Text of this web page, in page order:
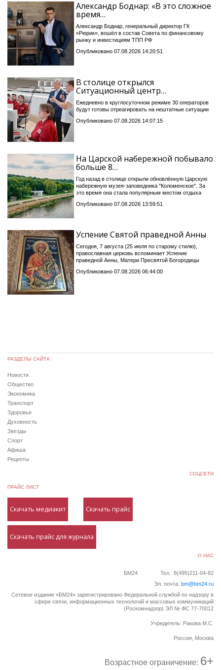
Александр Боднар: «В это сложное
время…
Александр Боднар, генеральный директор ГК
«Рюрик», вошёл в состав Совета по финансовому
рынку и инвестициям ТПП РФ
Опубликовано 07.08.2026 14:20:51
В столице открылся
Ситуационный центр…
Ежедневно в круглосуточном режиме 30 операторов
будут готовы отреагировать на нештатные ситуации
Опубликовано 07.08.2026 14:07:15
На Царской набережной побывало
больше 8…
Год назад в столице открыли обновлённую Царскую
набережную музея-заповедника "Коломенское". За
это время она стала популярным местом отдыха
Опубликовано 07.08.2026 13:59:51
Успение Святой праведной Анны
Сегодня, 7 августа (25 июля по старому стилю),
православная церковь вспоминает Успение
праведной Анны, Матери Пресвятой Богородицы
Опубликовано 07.08.2026 06:44:00
РАЗДЕЛЫ САЙТА
Новости
Общество
Экономика
Транспорт
Здоровье
Духовность
Звезды
Спорт
Афиша
Рецепты
СОЦСЕТИ
ПРАЙС ЛИСТ
Скачать медиакит Скачать прайс
Скачать прайс для журнала
О НАС
БМ24
Тел.: 8(495)211-04-82
Эл. почта: bm@bm24.ru
Сетевое издание «БМ24» зарегистрировано Федеральной службой по надзору в
сфере связи, информационных технологий и массовых коммуникаций
(Роскомнадзор) ЭЛ № ФС 77-70012
Учредитель: Ракова М.С.
Россия, Москва
Возрастное ограничение: 6+